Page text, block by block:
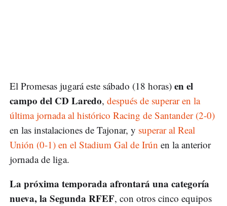
El Promesas jugará este sábado (18 horas) en el
campo del CD Laredo, después de superar en la
última jornada al histórico Racing de Santander (2-0)
en las instalaciones de Tajonar, y superar al Real
Unión (0-1) en el Stadium Gal de Irún en la anterior
jornada de liga.
La próxima temporada afrontará una categoría
nueva, la Segunda RFEF, con otros cinco equipos